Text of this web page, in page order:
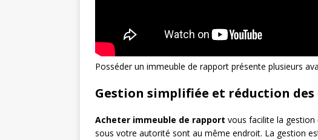
Posséder un immeuble de rapport présente plusieurs
Gestion simplifiée et réduction des
Acheter immeuble de rapport vous facilite la
sous votre autorité sont au même endroit. La gestion